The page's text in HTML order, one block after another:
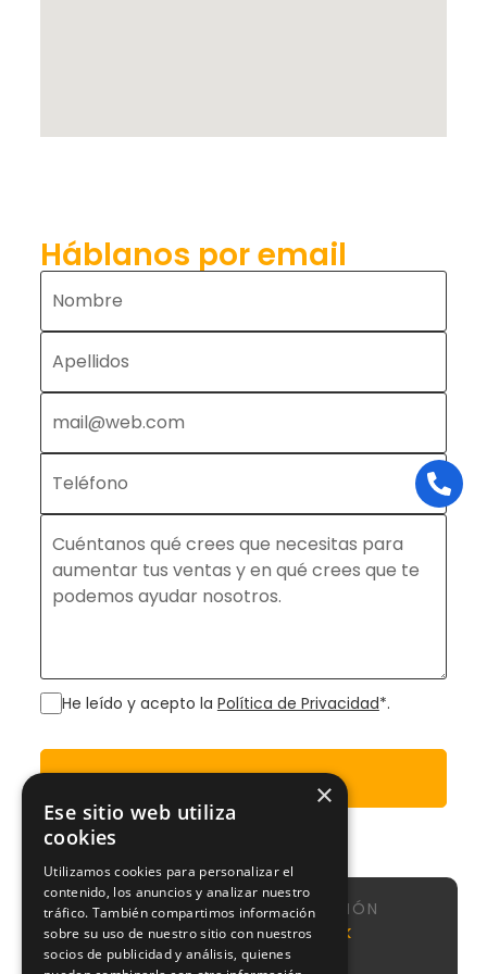
Háblanos por email
He leído y acepto la Política de Privacidad*.
Enviar
NAVEGACIÓN
Agencia
SEO
Nosotros
Sistema
NeoAttack
Calle de
Sta
Engracia,
×
Ese sitio web utiliza
cookies
Utilizamos cookies para personalizar el
contenido, los anuncios y analizar nuestro
tráfico. También compartimos información
sobre su uso de nuestro sitio con nuestros
socios de publicidad y análisis, quienes